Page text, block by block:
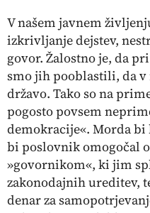
V našem javnem
izkrivljanje dejstev,
govor. Žalostno je, da
smo jih pooblastili, da
državo. Tako so na
pogosto povsem
demokracije«. Morda
bi poslovnik omogočal
»govornikom«, ki jim
zakonodajnih ureditev,
denar za